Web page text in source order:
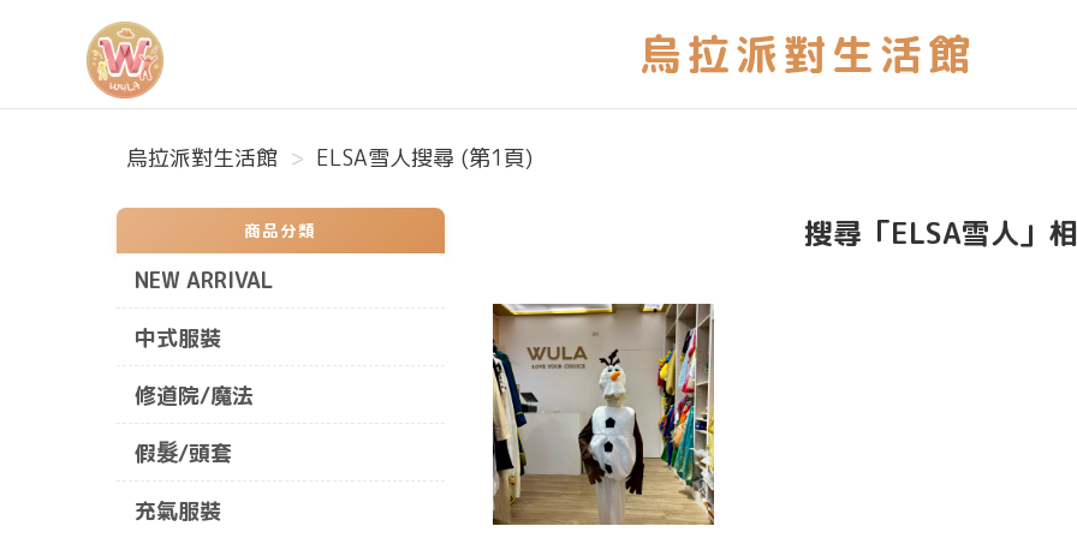
烏拉派對生活館
烏拉派對生活館 ELSA雪人搜尋 (第1頁)
商品分類
NEW ARRIVAL
中式服裝
修道院/魔法
假髮/頭套
充氣服裝
搜尋「ELSA雪人」